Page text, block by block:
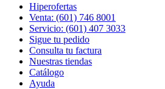
Hiperofertas
Venta: (601) 746 8001
Servicio: (601) 407 3033
Sigue tu pedido
Consulta tu factura
Nuestras tiendas
Catálogo
Ayuda